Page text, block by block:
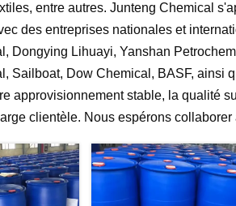
entre autres. Junteng Chemical
des entreprises nationales et
Dongying Lihuayi, Yanshan
Sailboat, Dow Chemical, BASF, ainsi
approvisionnement stable, la qualité
clientèle. Nous espérons